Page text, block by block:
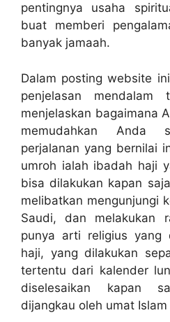
pentingnya usaha
buat memberi
banyak jamaah.
Dalam posting website
penjelasan mendalam
menjelaskan bagaimana
memudahkan Anda
perjalanan yang bernilai
umroh ialah ibadah haji
bisa dilakukan kapan
melibatkan mengunjungi
Saudi, dan melakukan
punya arti religius yang
haji, yang dilakukan
tertentu dari kalender
diselesaikan kapan
dijangkau oleh umat